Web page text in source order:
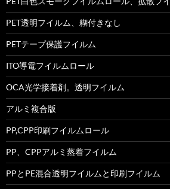
PET透明フイルム、糊付きなし
PETテープ保護フイルム
ITO導電フイルムロール
OCA光学接着剤。透明フイルム
アルミ複合版
PP,CPP印刷フイルムロール
PP、CPPアルミ蒸着フイルム
PPとPE混合透明フイルムと印刷フイルム